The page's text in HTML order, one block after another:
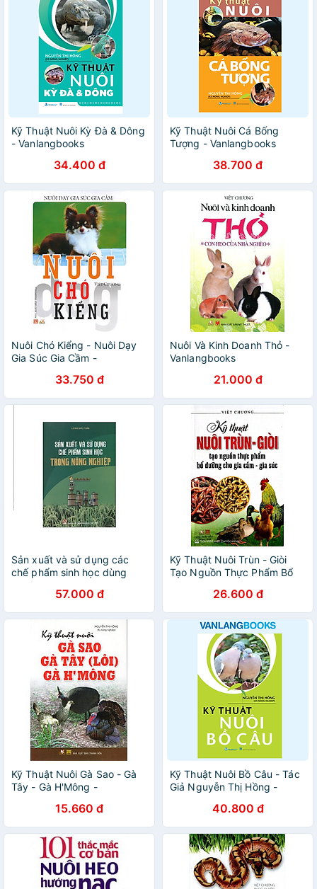
Kỹ Thuật Nuôi Kỳ Đà & Dông
- Vanlangbooks
34.400 đ
Kỹ Thuật Nuôi Cá Bống
Tượng - Vanlangbooks
38.700 đ
Nuôi Chó Kiểng - Nuôi Dạy
Gia Súc Gia Cầm -
33.750 đ
Nuôi Và Kinh Doanh Thỏ -
Vanlangbooks
21.000 đ
Sản xuất và sử dụng các
chế phẩm sinh học dùng
57.000 đ
Kỹ Thuật Nuôi Trùn - Giòi
Tạo Nguồn Thực Phẩm Bổ
Súc - Vanlangbooks
26.600 đ
Kỹ Thuật Nuôi Gà Sao - Gà
Tây - Gà H'Mông -
15.660 đ
Kỹ Thuật Nuôi Bồ Câu - Tác
Giả Nguyễn Thị Hồng -
40.800 đ